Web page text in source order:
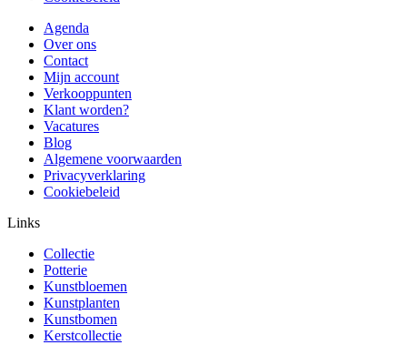
Agenda
Over ons
Contact
Mijn account
Verkooppunten
Klant worden?
Vacatures
Blog
Algemene voorwaarden
Privacyverklaring
Cookiebeleid
Links
Collectie
Potterie
Kunstbloemen
Kunstplanten
Kunstbomen
Kerstcollectie